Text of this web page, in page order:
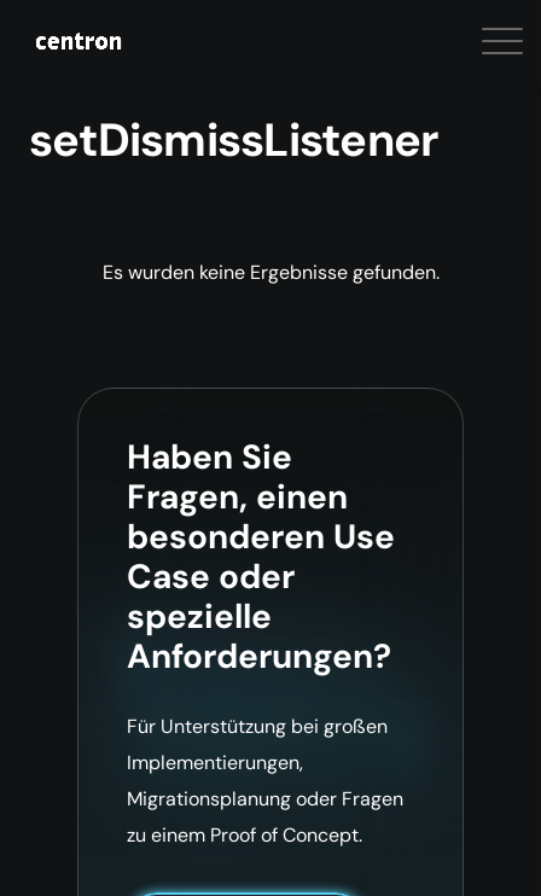
setDismissListener
Es wurden keine Ergebnisse gefunden.
Haben Sie
Fragen, einen
besonderen Use
Case oder
spezielle
Anforderungen?
Für Unterstützung bei großen
Implementierungen,
Migrationsplanung oder Fragen
zu einem Proof of Concept.